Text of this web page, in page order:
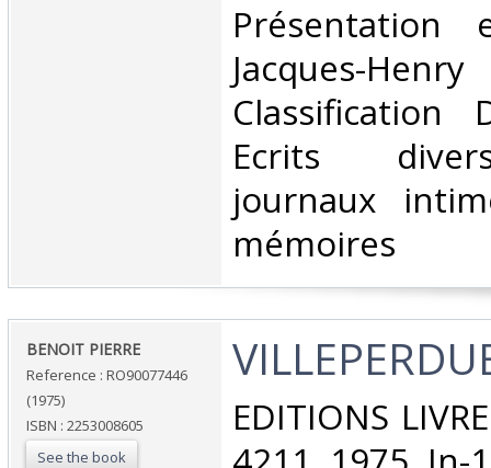
Jacques-
Classification
Ecrits
journaux
mémoires‎
‎BENOIT PIERRE‎
Reference : RO90077446
(1975)
ISBN : 2253008605
See the book
‎EDITIONS